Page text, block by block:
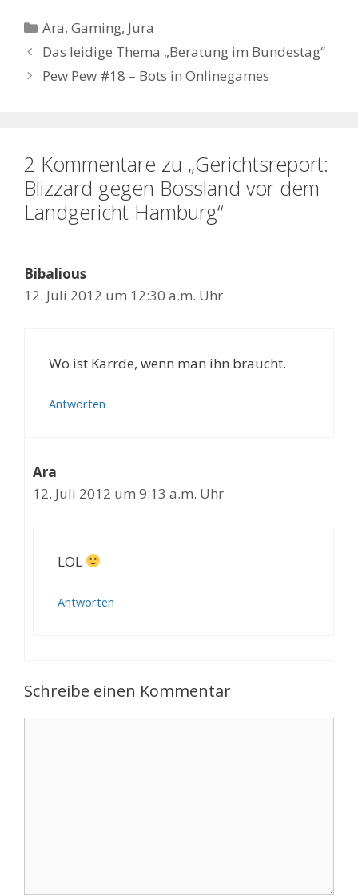
Kategorien
Ara,Gaming, Jura
Das leidige Thema „Beratung im Bundestag“
Pew Pew #18 – Bots in Onlinegames
2 Kommentare zu „Gerichtsreport:
Blizzard gegen Bossland vor dem
Landgericht Hamburg“
Bibalious
12. Juli 2012 um 12:30 a.m. Uhr
Wo ist Karrde, wenn man ihn braucht.
Antworten
Ara
12. Juli 2012 um 9:13 a.m. Uhr
LOL
Antworten
Schreibe einen Kommentar